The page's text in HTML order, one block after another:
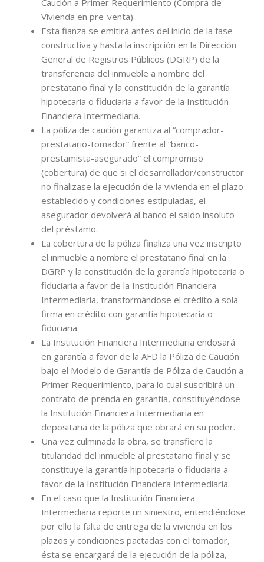
Caución a Primer Requerimiento (Compra de
Vivienda en pre-venta)
Esta fianza se emitirá antes del inicio de la fase
constructiva y hasta la inscripción en la Dirección
General de Registros Públicos (DGRP) de la
transferencia del inmueble a nombre del
prestatario final y la constitución de la garantía
hipotecaria o fiduciaria a favor de la Institución
Financiera Intermediaria.
La póliza de caución garantiza al “comprador-
prestatario-tomador” frente al “banco-
prestamista-asegurado” el compromiso
(cobertura) de que si el desarrollador/constructor
no finalizase la ejecución de la vivienda en el plazo
establecido y condiciones estipuladas, el
asegurador devolverá al banco el saldo insoluto
del préstamo.
La cobertura de la póliza finaliza una vez inscripto
el inmueble a nombre el prestatario final en la
DGRP y la constitución de la garantía hipotecaria o
fiduciaria a favor de la Institución Financiera
Intermediaria, transformándose el crédito a sola
firma en crédito con garantía hipotecaria o
fiduciaria.
La Institución Financiera Intermediaria endosará
en garantía a favor de la AFD la Póliza de Caución
bajo el Modelo de Garantía de Póliza de Caución a
Primer Requerimiento, para lo cual suscribirá un
contrato de prenda en garantía, constituyéndose
la Institución Financiera Intermediaria en
depositaria de la póliza que obrará en su poder.
Una vez culminada la obra, se transfiere la
titularidad del inmueble al prestatario final y se
constituye la garantía hipotecaria o fiduciaria a
favor de la Institución Financiera Intermediaria.
En el caso que la Institución Financiera
Intermediaria reporte un siniestro, entendiéndose
por ello la falta de entrega de la vivienda en los
plazos y condiciones pactadas con el tomador,
ésta se encargará de la ejecución de la póliza,